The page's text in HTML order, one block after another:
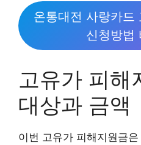
온통대전 사랑카드
신청방법
고유가 피해
대상과 금액
이번 고유가 피해지원금